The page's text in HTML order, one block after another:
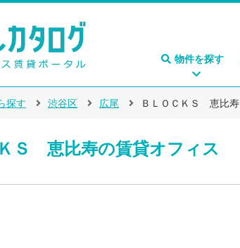
物件を探す
探す 渋谷区 広尾 ＢＬＯＣＫＳ 恵比寿
Ｓ 恵比寿の賃貸オフィス